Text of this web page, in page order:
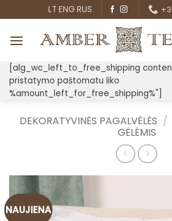
to
content
LT ENG RUS
[alg_wc_left_to_free_shipping
pristatymo paštomatu liko
%amount_left_for_free_shipping%"]
DEKORATYVINĖS PAGALVĖLĖS /
GĖLĖMIS
NAUJIENA